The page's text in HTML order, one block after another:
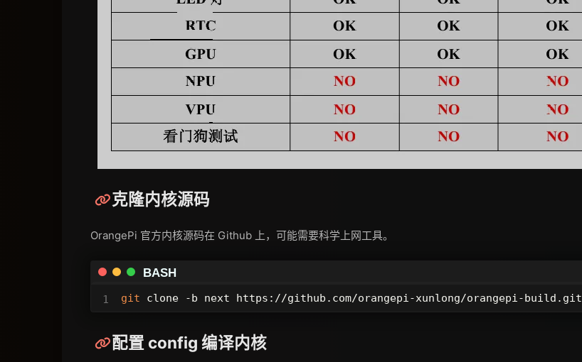
克隆内核源码
OrangePi 官方内核源码在 Github 上，可能需要科学上网工具。
git clone -b next https://github.com/orangepi-xunlong/orangepi-build.git
BASH
配置 config 编译内核